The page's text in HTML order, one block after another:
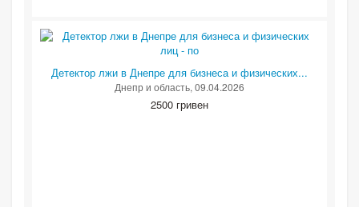
Детектор лжи в Днепре для бизнеса и физических...
Днепр и область, 09.04.2026
2500 гривен